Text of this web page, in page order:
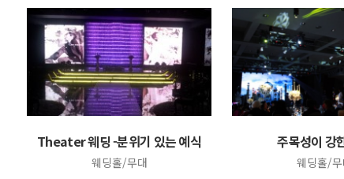
Theater 웨딩 -분위기 있는 예식
웨딩홀/무대
주목성이 강
웨딩홀/